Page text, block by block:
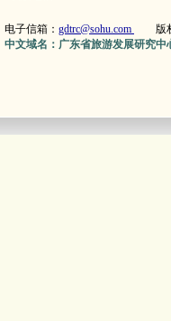
电子信箱： gdtrc@sohu.com 版权
中文域名：广东省旅游发展研究中